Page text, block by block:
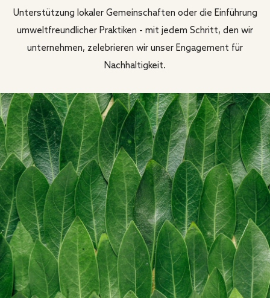
Unterstützung lokaler Gemeinschaften oder die Einführung
umweltfreundlicher Praktiken - mit jedem Schritt, den wir
unternehmen, zelebrieren wir unser Engagement für
Nachhaltigkeit.